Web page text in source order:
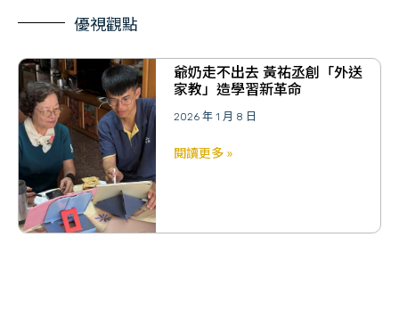
優視觀點
爺奶走不出去 黃祐丞創「外送
家教」造學習新革命
2026 年 1 月 8 日
閱讀更多 »